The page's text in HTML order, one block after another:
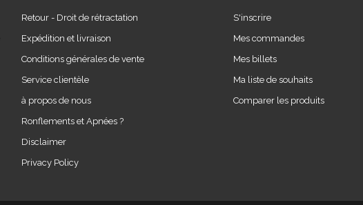
Retour - Droit de rétractation
Expédition et livraison
Conditions générales de vente
Service clientèle
à propos de nous
Ronflements et Apnées ?
Disclaimer
Privacy Policy
S'inscrire
Mes commandes
Mes billets
Ma liste de souhaits
Comparer les produits